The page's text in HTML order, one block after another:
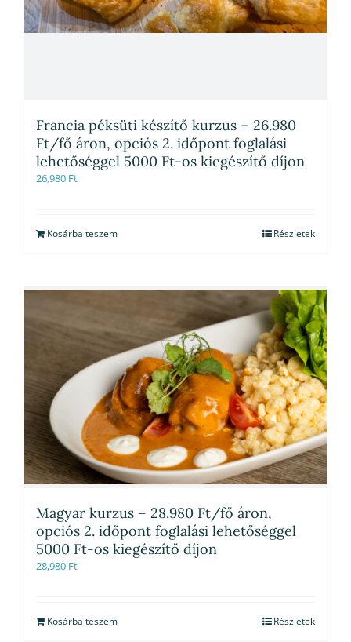
Francia péksüti készítő kurzus – 26.980
Ft/fő áron, opciós 2. időpont foglalási
lehetőséggel 5000 Ft-os kiegészítő díjon
26,980 Ft
Kosárba teszem Részletek
Magyar kurzus – 28.980 Ft/fő áron,
opciós 2. időpont foglalási lehetőséggel
5000 Ft-os kiegészítő díjon
28,980 Ft
Kosárba teszem Részletek